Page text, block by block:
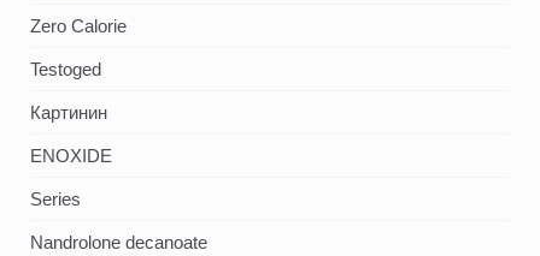
Zero Calorie
Testoged
Картинин
ENOXIDE
Series
Nandrolone decanoate